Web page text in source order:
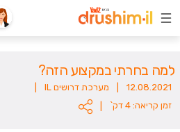
למה בחרתי במקצוע הזה?
12.08.2021 מערכת דרושים IL
זמן קריאה: 4 דק`